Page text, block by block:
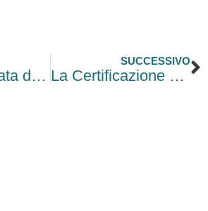
Export a portata di piccola impresa
SUCCESSIVO
La Certificazione Unica 2024